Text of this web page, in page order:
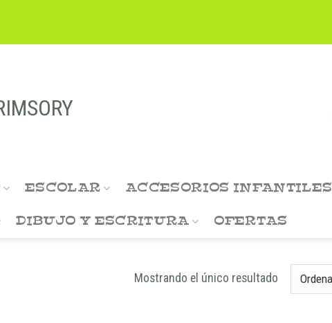
ESCOLAR ACCESORIOS INFANTILES
DIBUJO Y ESCRITURA OFERTAS
Mostrando el único resultado